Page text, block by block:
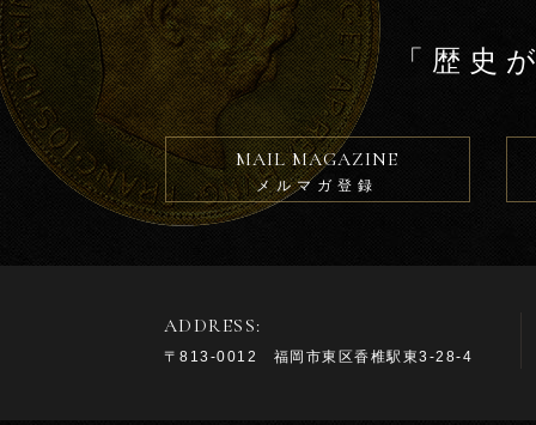
「歴史
MAIL MAGAZINE
メルマガ登録
ADDRESS:
〒813-0012 福岡市東区香椎駅東3-28-4